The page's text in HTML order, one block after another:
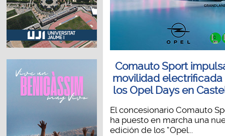
Comauto Sport
movilidad electrificada
los Opel Days en
El concesionario Comauto
ha puesto en marcha una
edición de los “Opel...